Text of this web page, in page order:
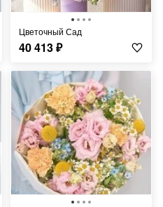
Цветочный Сад
40 413₽